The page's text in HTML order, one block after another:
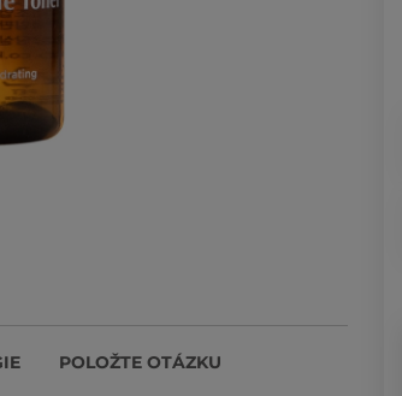
POLOŽTE OTÁZKU